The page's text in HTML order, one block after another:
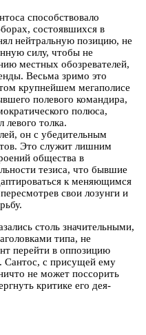
способствовало
состоявшихся в
нейтральную позицию, не
силу, чтобы не
местных обозревателей,
Весьма зримо это
крупнейшем мегаполисе
полевого командира,
полюса,
толка.
он с убедительным
Это служит лишним
общества в
тезиса, что бывшие
к меняющимся
свои лозунги и
столь значительными,
типа, не
перейти в оппозицию
с присущей ему
не может поссорить
критике его дея-